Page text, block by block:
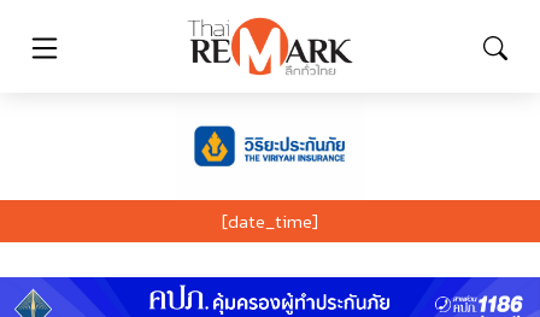
[date_time]